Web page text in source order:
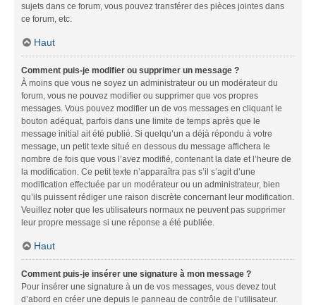
sujets dans ce forum, vous pouvez transférer des pièces jointes dans
ce forum, etc.
Haut
Comment puis-je modifier ou supprimer un message ?
À moins que vous ne soyez un administrateur ou un modérateur du
forum, vous ne pouvez modifier ou supprimer que vos propres
messages. Vous pouvez modifier un de vos messages en cliquant le
bouton adéquat, parfois dans une limite de temps après que le
message initial ait été publié. Si quelqu’un a déjà répondu à votre
message, un petit texte situé en dessous du message affichera le
nombre de fois que vous l’avez modifié, contenant la date et l’heure de
la modification. Ce petit texte n’apparaîtra pas s’il s’agit d’une
modification effectuée par un modérateur ou un administrateur, bien
qu’ils puissent rédiger une raison discrète concernant leur modification.
Veuillez noter que les utilisateurs normaux ne peuvent pas supprimer
leur propre message si une réponse a été publiée.
Haut
Comment puis-je insérer une signature à mon message ?
Pour insérer une signature à un de vos messages, vous devez tout
d’abord en créer une depuis le panneau de contrôle de l’utilisateur.